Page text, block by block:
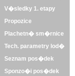
V�sledky 1. etapy
Propozice
Plachetn� sm�rnice
Tech. parametry lod�
Seznam pos�dek
Sponzo�i pos�dek